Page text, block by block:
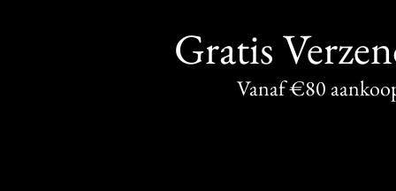
Gratis
Vanaf €80